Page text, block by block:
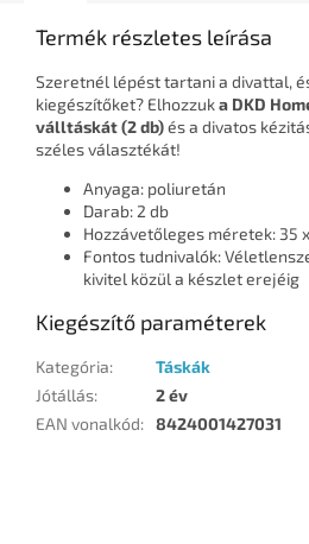
Termék részletes leírása
Szeretnél lépést tartani a divattal,
kiegészítőket? Elhozzuka DKD
válltáskát (2 db)és a divatos
széles választékát!
Anyaga: poliuretán
Darab: 2 db
Hozzávetőleges méretek: 35
Fontos tudnivalók:
kivitel közül a készlet erejéig
Kiegészítő paraméterek
Kategória:
Táskák
Jótállás:
2 év
EAN vonalkód: 8424001427031